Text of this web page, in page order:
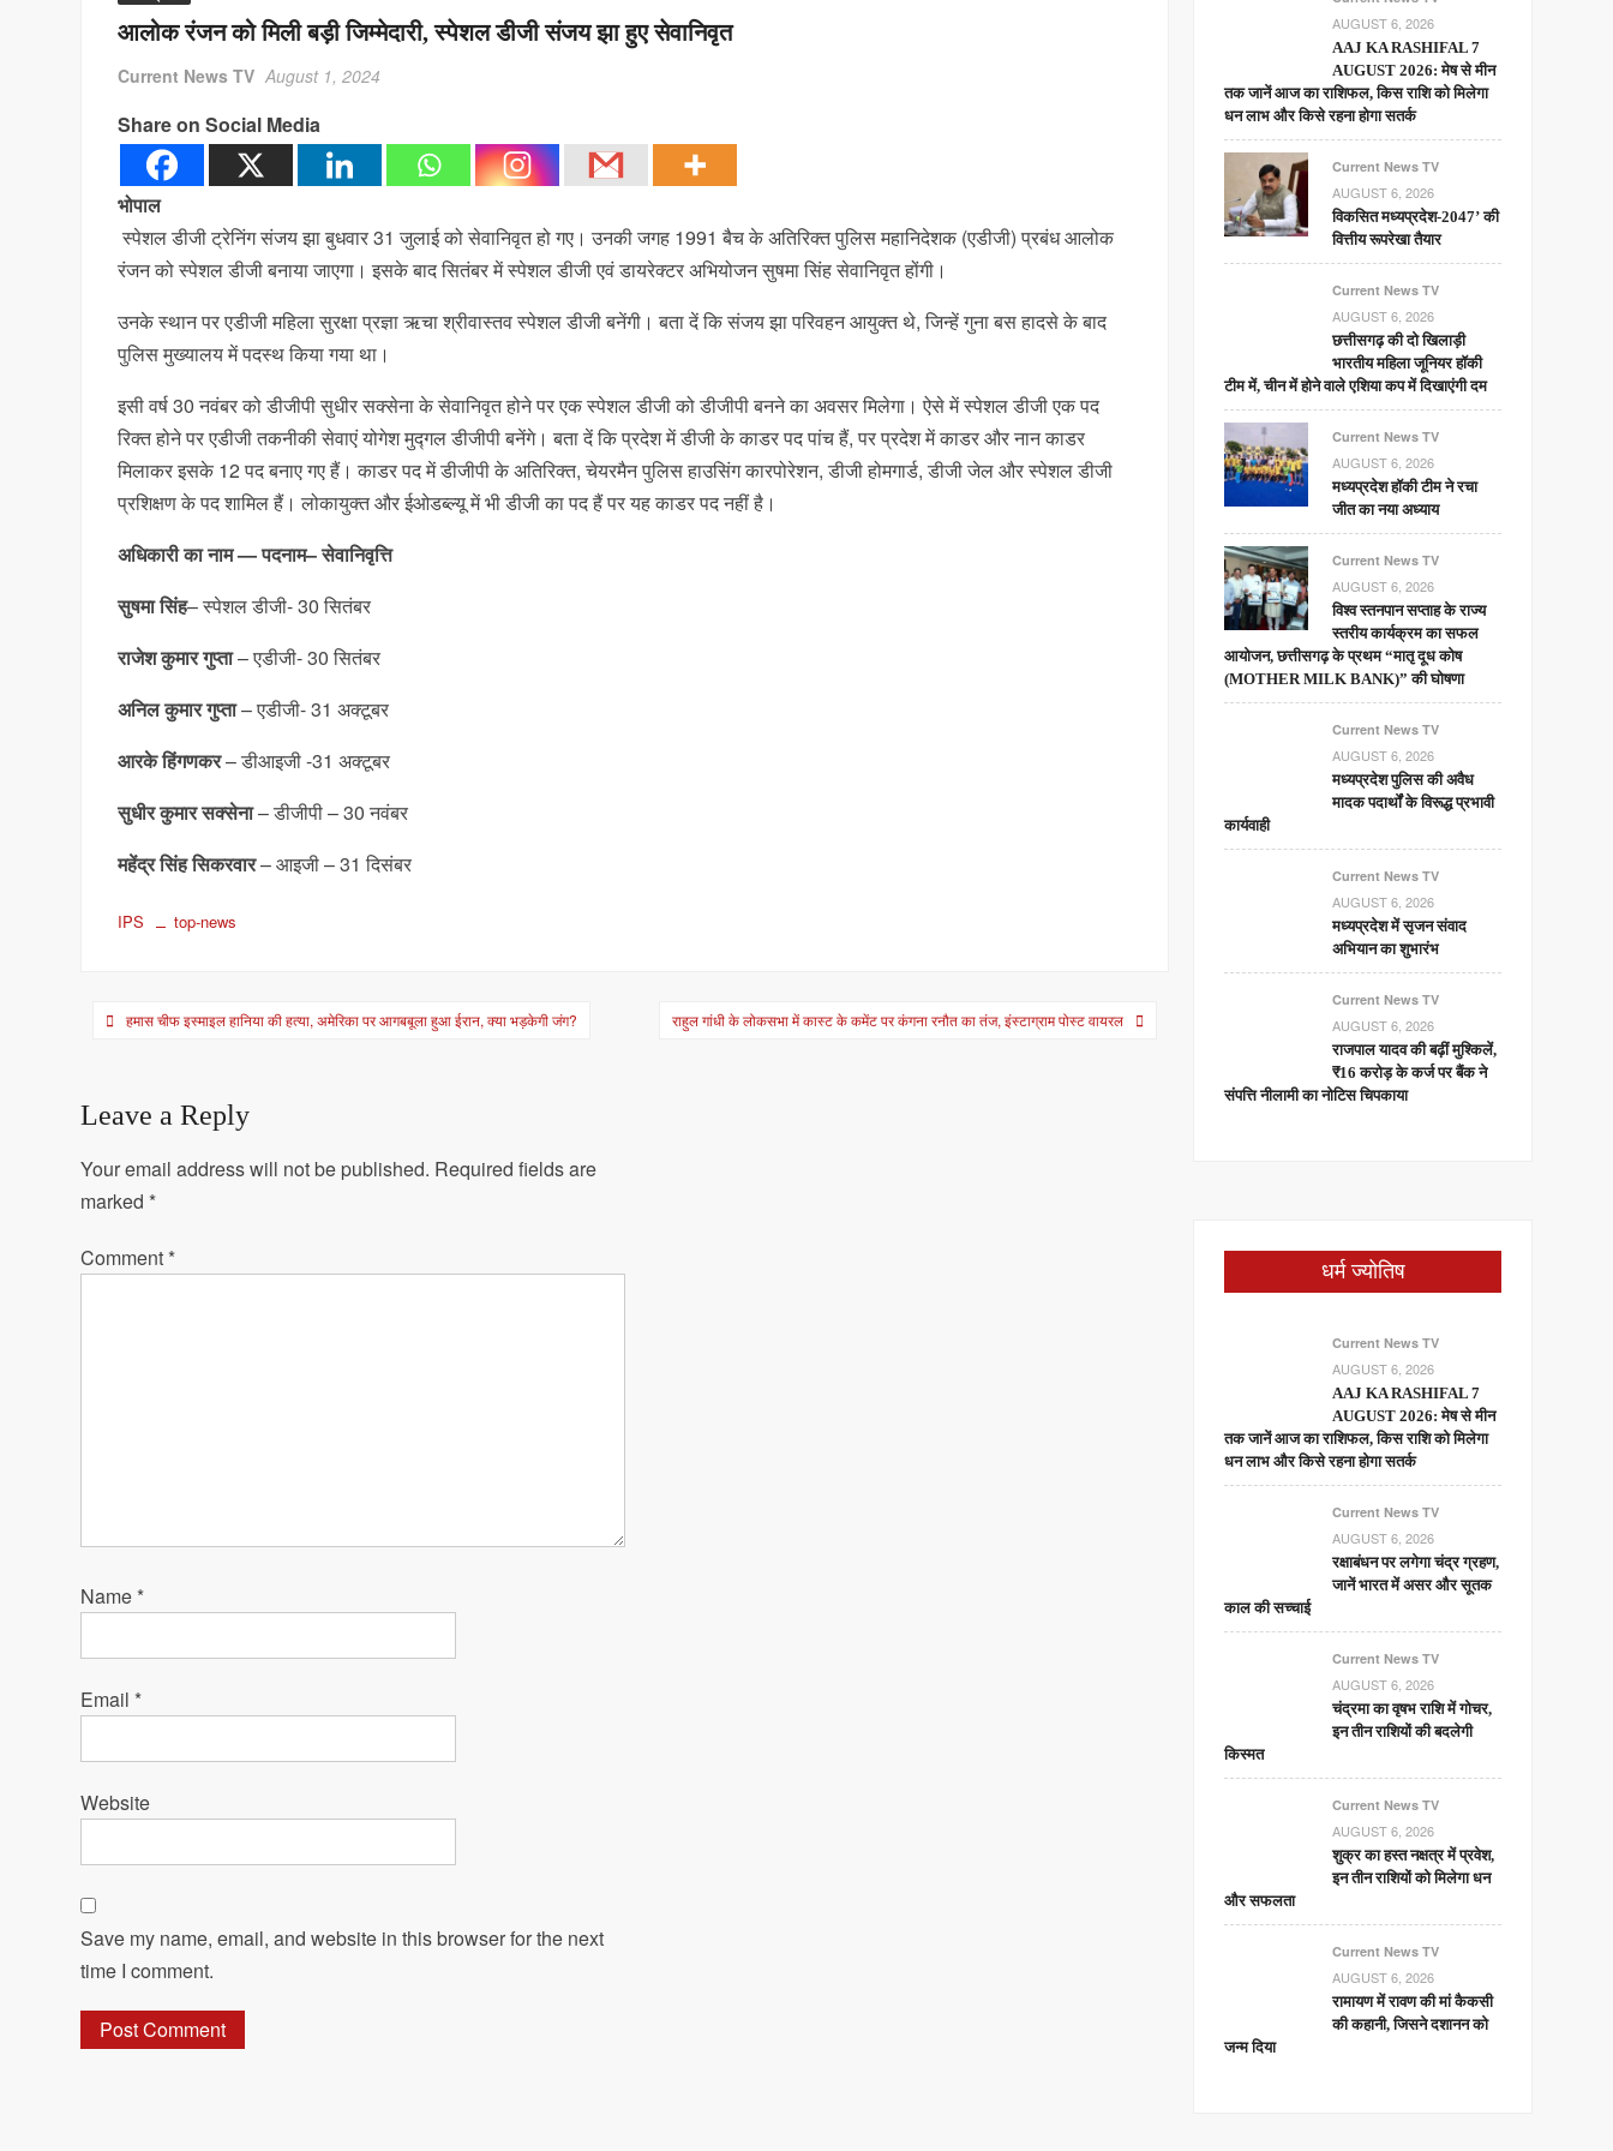
आलोक रंजन को मिली बड़ी जिम्मेदारी, स्पेशल डीजी संजय झा हुए सेवानिवृत
Current News TV August 1, 2024
Share on Social Media
भोपाल
स्पेशल डीजी ट्रेनिंग संजय झा बुधवार 31 जुलाई को सेवानिवृत हो गए। उनकी जगह 1991 बैच के अतिरिक्त पुलिस महानिदेशक (एडीजी) प्रबंध आलोक
रंजन को स्पेशल डीजी बनाया जाएगा। इसके बाद सितंबर में स्पेशल डीजी एवं डायरेक्टर अभियोजन सुषमा सिंह सेवानिवृत होंगी।
उनके स्थान पर एडीजी महिला सुरक्षा प्रज्ञा ऋचा श्रीवास्तव स्पेशल डीजी बनेंगी। बता दें कि संजय झा परिवहन आयुक्त थे, जिन्हें गुना बस हादसे के बाद
पुलिस मुख्यालय में पदस्थ किया गया था।
इसी वर्ष 30 नवंबर को डीजीपी सुधीर सक्सेना के सेवानिवृत होने पर एक स्पेशल डीजी को डीजीपी बनने का अवसर मिलेगा। ऐसे में स्पेशल डीजी एक पद
रिक्त होने पर एडीजी तकनीकी सेवाएं योगेश मुद्गल डीजीपी बनेंगे। बता दें कि प्रदेश में डीजी के काडर पद पांच हैं, पर प्रदेश में काडर और नान काडर
मिलाकर इसके 12 पद बनाए गए हैं। काडर पद में डीजीपी के अतिरिक्त, चेयरमैन पुलिस हाउसिंग कारपोरेशन, डीजी होमगार्ड, डीजी जेल और स्पेशल डीजी
प्रशिक्षण के पद शामिल हैं। लोकायुक्त और ईओडब्ल्यू में भी डीजी का पद हैं पर यह काडर पद नहीं है।
अधिकारी का नाम — पदनाम– सेवानिवृत्ति
सुषमा सिंह– स्पेशल डीजी- 30 सितंबर
राजेश कुमार गुप्ता– एडीजी- 30 सितंबर
अनिल कुमार गुप्ता– एडीजी- 31 अक्टूबर
आरके हिंगणकर– डीआइजी -31 अक्टूबर
सुधीर कुमार सक्सेना– डीजीपी – 30 नवंबर
महेंद्र सिंह सिकरवार– आइजी – 31 दिसंबर
IPS top-news
Postहमास चीफ इस्‍माइल हानिया की हत्‍या, अमेरिका पर आगबबूला हुआ ईरान, क्‍या भड़केगी जंग? राहुल गांधी के लोकसभा में कास्ट के कमेंट पर कंगना रनौत का तंज, इंस्टाग्राम पोस्ट वायरल
Leave a Reply
Your email address will not be published. Required fields are
marked *
Comment *
Name *
Email *
Website
Save my name, email, and website in this browser for the next
time I comment.
AUGUST 6, 2026
AAJ KA RASHIFAL 7
AUGUST 2026: मेष से मीन
तक जानें आज का राशिफल, किस राशि को मिलेगा
धन लाभ और किसे रहना होगा सतर्क
Current News TV
AUGUST 6, 2026
विकसित मध्यप्रदेश-2047’ की
वित्तीय रूपरेखा तैयार
Current News TV
AUGUST 6, 2026
छत्तीसगढ़ की दो खिलाड़ी
भारतीय महिला जूनियर हॉकी
टीम में, चीन में होने वाले एशिया कप में दिखाएंगी दम
Current News TV
AUGUST 6, 2026
मध्यप्रदेश हॉकी टीम ने रचा
जीत का नया अध्याय
Current News TV
AUGUST 6, 2026
विश्व स्तनपान सप्ताह के राज्य
स्तरीय कार्यक्रम का सफल
आयोजन, छत्तीसगढ़ के प्रथम “मातृ दूध कोष
(MOTHER MILK BANK)” की घोषणा
Current News TV
AUGUST 6, 2026
मध्यप्रदेश पुलिस की अवैध
मादक पदार्थों के विरूद्ध प्रभावी
कार्यवाही
Current News TV
AUGUST 6, 2026
मध्यप्रदेश में सृजन संवाद
अभियान का शुभारंभ
Current News TV
AUGUST 6, 2026
राजपाल यादव की बढ़ीं मुश्किलें,
₹16 करोड़ के कर्ज पर बैंक ने
संपत्ति नीलामी का नोटिस चिपकाया
धर्म ज्योतिष
Current News TV
AUGUST 6, 2026
AAJ KA RASHIFAL 7
AUGUST 2026: मेष से मीन
तक जानें आज का राशिफल, किस राशि को मिलेगा
धन लाभ और किसे रहना होगा सतर्क
Current News TV
AUGUST 6, 2026
रक्षाबंधन पर लगेगा चंद्र ग्रहण,
जानें भारत में असर और सूतक
काल की सच्चाई
Current News TV
AUGUST 6, 2026
चंद्रमा का वृषभ राशि में गोचर,
इन तीन राशियों की बदलेगी
किस्मत
Current News TV
AUGUST 6, 2026
शुक्र का हस्त नक्षत्र में प्रवेश,
इन तीन राशियों को मिलेगा धन
और सफलता
Current News TV
AUGUST 6, 2026
रामायण में रावण की मां कैकसी
की कहानी, जिसने दशानन को
जन्म दिया